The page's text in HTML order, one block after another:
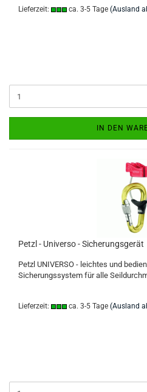
Lieferzeit: ca. 3-5 Tage (Ausland
IN DEN
Petzl - Universo - Sicherungsgerät
Petzl UNIVERSO - leichtes und
Sicherungssystem für alle
Lieferzeit: ca. 3-5 Tage (Ausland